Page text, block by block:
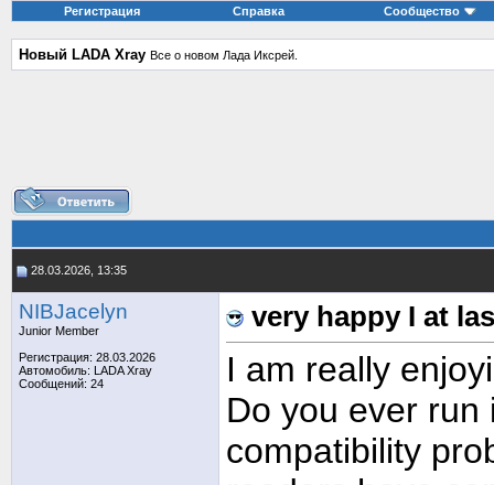
Регистрация Справка Сообщество
Новый LADA Xray Все о новом Лада Иксрей.
28.03.2026, 13:35
NIBJacelyn
Junior Member
Регистрация: 28.03.2026
Автомобиль: LADA Xray
Сообщений: 24
very happy I at
I am really
Do you ever
compatibility